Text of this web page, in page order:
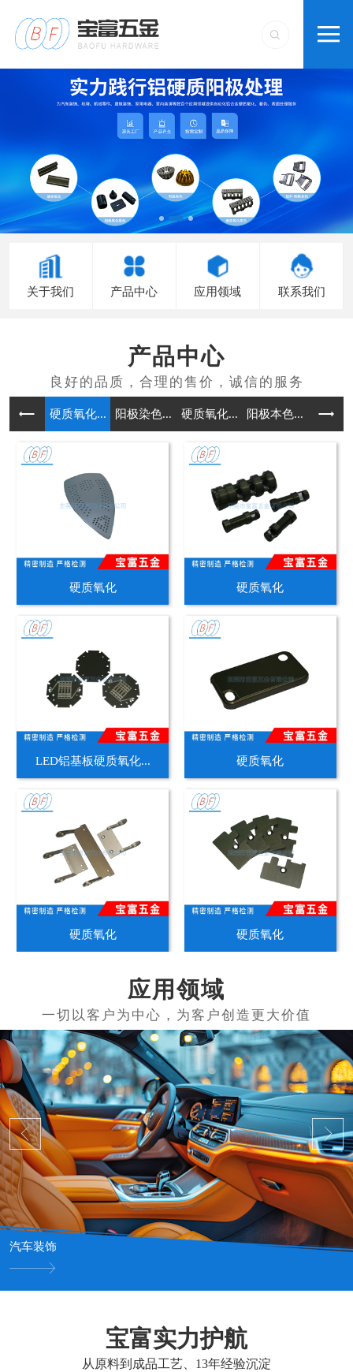
关于我们 产品中心 应用领域 联系我们
产品中心
硬质氧化... 阳极染色... 硬质氧化... 阳极本色... 铸造
硬质氧化 硬质氧化
LED铝基板硬质氧化... 硬质氧化
硬质氧化 硬质氧化
应用领域
汽车装饰
宝富实力护航
从原料到成品工艺、13年经验沉淀